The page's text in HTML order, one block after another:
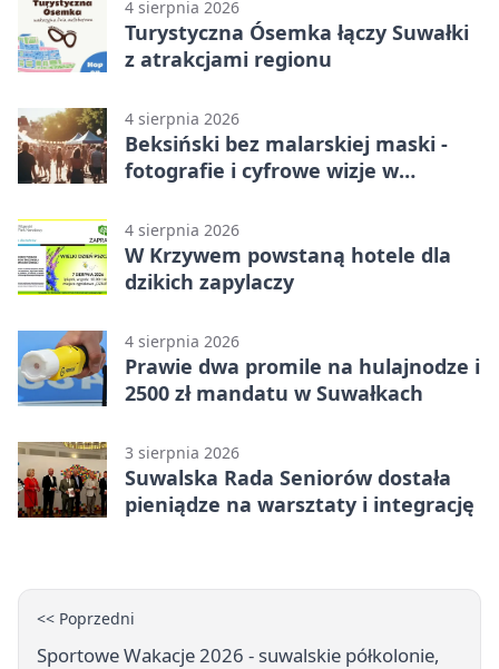
4 sierpnia 2026
Turystyczna Ósemka łączy Suwałki
z atrakcjami regionu
4 sierpnia 2026
Beksiński bez malarskiej maski -
fotografie i cyfrowe wizje w
4 sierpnia 2026
W Krzywem powstaną hotele dla
dzikich zapylaczy
4 sierpnia 2026
Prawie dwa promile na hulajnodze i
2500 zł mandatu w Suwałkach
3 sierpnia 2026
Suwalska Rada Seniorów dostała
pieniądze na warsztaty i integrację
<< Poprzedni
Sportowe Wakacje 2026 - suwalskie półkolonie,